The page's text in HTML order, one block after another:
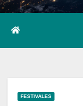
FESTIVALES